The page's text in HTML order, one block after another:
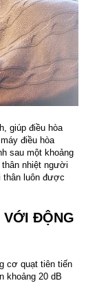
giúp điều hòa
điều hòa
sau một khoảng
nhiệt người
thân luôn được
VỚI ĐỘNG
cơ quạt tiên tiến
khoảng 20 dB